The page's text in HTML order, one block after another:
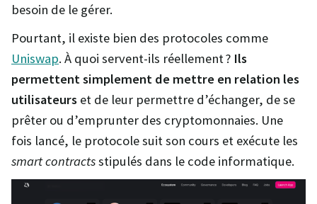
besoin de le gérer.
Pourtant, il existe bien des protocoles comme
Uniswap. À quoi servent-ils réellement ? Ils
permettent simplement de mettre en relation les
utilisateurs et de leur permettre d’échanger, de se
prêter ou d’emprunter des cryptomonnaies. Une
fois lancé, le protocole suit son cours et exécute les
smart contractsstipulés dans le code informatique.